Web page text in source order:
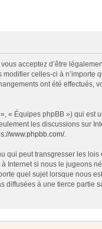
acceptez d’être
celles-ci à
ont été effectués,
« Équipes phpBB ») qui est
les discussions sur
www.phpbb.com/.
peut transgresser les
Internet si nous le jugeons
quel sujet lorsque nous
à une tierce partie